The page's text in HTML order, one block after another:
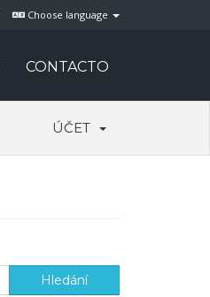
Choose language
CONTACTO
ÚČET